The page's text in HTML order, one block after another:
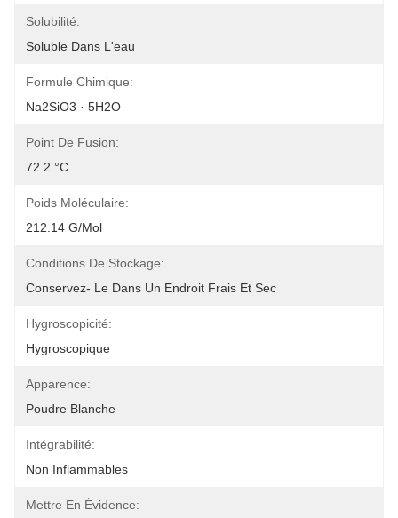
Solubilité:
Soluble Dans L'eau
Formule Chimique:
Na2SiO3 · 5H2O
Point De Fusion:
72.2 °C
Poids Moléculaire:
212.14 G/mol
Conditions De Stockage:
Conservez- Le Dans Un Endroit Frais Et Sec
Hygroscopicité:
Hygroscopique
Apparence:
Poudre Blanche
Intégrabilité:
Non Inflammables
Mettre En Évidence: